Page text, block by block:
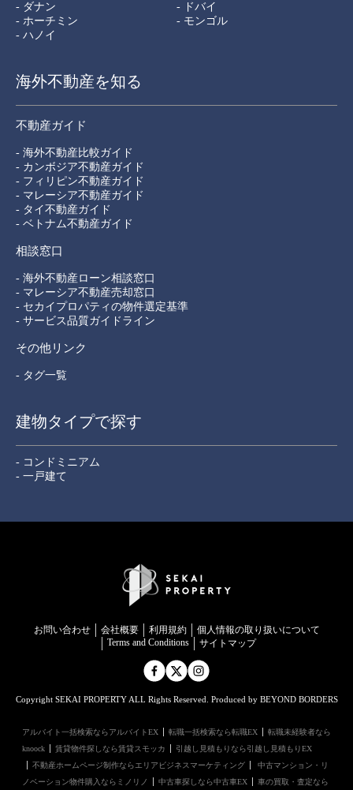
- ダナン
- ホーチミン
- ハノイ
- ドバイ
- モンゴル
海外不動産を知る
不動産ガイド
- 海外不動産比較ガイド
- カンボジア不動産ガイド
- フィリピン不動産ガイド
- マレーシア不動産ガイド
- タイ不動産ガイド
- ベトナム不動産ガイド
相談窓口
- 海外不動産ローン相談窓口
- マレーシア不動産売却窓口
- セカイプロパティの物件選定基準
- サービス品質ガイドライン
その他リンク
- タグ一覧
建物タイプで探す
- コンドミニアム
- 一戸建て
お問い合わせ 会社概要 利用規約
個⼈情報の取り扱いについて
Terms and Conditions
サイトマップ
Copyright SEKAI PROPERTY ALL Rights Reserved. Produced by BEYOND BORDERS
アルバイト一括検索ならアルバイトEX 転職一括検索なら転職EX
転職未経験者なら
knoock
賃貸物件探しなら賃貸スモッカ
引越し見積もりなら引越し見積もりEX
不動産ホームページ制作ならエリアビジネスマーケティング
中古マンション・リ
ノベーション物件購入ならミノリノ
中古車探しなら中古車EX 車の買取・査定なら